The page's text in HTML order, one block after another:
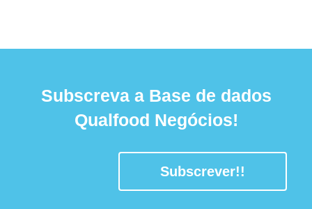
Subscreva a Base de dados
Qualfood Negócios!
Subscrever!!